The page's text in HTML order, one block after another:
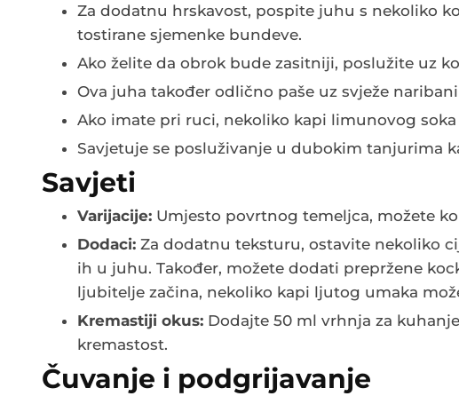
Za dodatnu hrskavost, pospite juhu s nekoliko
tostirane sjemenke bundeve.
Ako želite da obrok bude zasitniji, poslužite uz
Ova juha također odlično paše uz svježe
Ako imate pri ruci, nekoliko kapi limunovog
Savjetuje se posluživanje u dubokim tanjurima
Savjeti
Varijacije: Umjesto povrtnog temeljca, možete
Dodaci: Za dodatnu teksturu, ostavite nekoliko
ih u juhu. Također, možete dodati prepržene
ljubitelje začina, nekoliko kapi ljutog umaka
Kremastiji okus: Dodajte 50 ml vrhnja za
kremastost.
Čuvanje i podgrijavanje